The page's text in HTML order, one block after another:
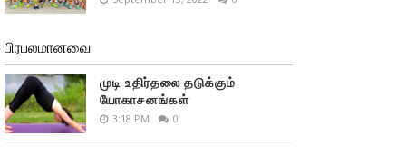
பிரபலமானவை
முடி உதிர்தலை தடுக்கும்
யோகாசனங்கள்
3:18 PM 0